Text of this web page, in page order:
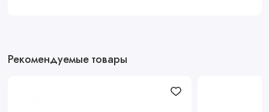
Рекомендуемые товары